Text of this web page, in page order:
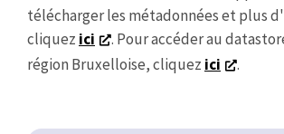
télécharger les métadonnées et plus
cliquez ici
. Pour accéder au
région Bruxelloise, cliquez ici .